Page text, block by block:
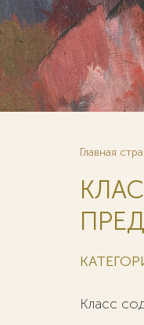
Главная
Класс